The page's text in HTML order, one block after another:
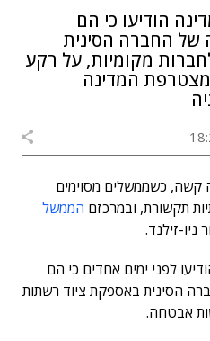
הודיעו כי הם
החברה הסינית
מקומיות, על רקע
המדינה
קשה, כשממשלים מסוימים
תקשורת, ובמרכזם הממשל
זילנד.
לפני ימים אחדים כי הם
הסינית באספקת ציוד רשתות
אבטחה.